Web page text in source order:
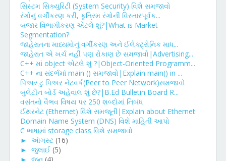
સિસ્ટમ સિક્યુરિટી (System Security) વિશે સમજાવો
રંગોનું વર્ગીકરણ કરી, કૃત્રિમ રંગોની વિસ્તારપૂર્વક...
બજાર વિભાગીકરણ એટલે શું?|What is Market
Segmentation?
જાહેરાતના માધ્યમોનું વર્ગીકરણ અને ઈલેક્ટ્રોનિક માધ...
જાહેરાત એ ખર્ચ નહીં પણ રોકાણ છે સમજાવો|Advertising...
C++ માં object એટલે શું ?|Object-Oriented Programm...
C++ ના સંદર્ભમાં main () સમજાવો|Explain main() in ...
પિઅર ટુ પિઅર નેટવર્ક(Peer to Peer Network)સમજાવો
બુલેટીન બોર્ડ અહેવાલ શું છે?|B.Ed Bulletin Board R...
વસંતનો વૈભવ વિષય પર 250 શબ્દોમાં નિબંધ
ઈથરનેટ (Ethernet) વિશે સમજૂતી|Explain about Ethernet
Domain Name System (DNS) વિશે માહિતી આપો
C ભાષામાં storage class વિશે સમજાવો
► ઑગસ્ટ (16)
► જુલાઈ (5)
► જૂન (4)